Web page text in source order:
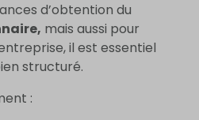
d’obtention du
mais aussi pour
il est essentiel
structuré.
: